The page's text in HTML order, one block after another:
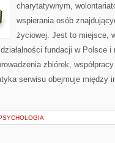
charytatywnym,
wspierania osób
życiowej. Jest to miejsce,
fundacji w Polsce i
zbiórek,
serwisu obejmuje między